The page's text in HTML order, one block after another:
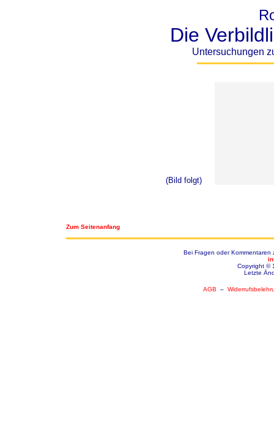
Die
Untersuchungen
(Bild folgt)
Zum Seitenanfang
Bei Fragen oder
Copyright ©
Letzte
AGB –